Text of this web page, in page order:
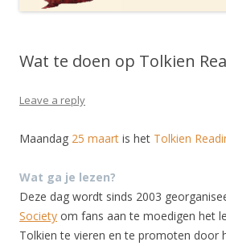
Wat te doen op Tolkien
Leave a reply
Maandag 25 maart is het Tolkien
Wat ga je lezen?
Deze dag wordt sinds 2003
Society om fans aan te moedigen het
Tolkien te vieren en te promoten door